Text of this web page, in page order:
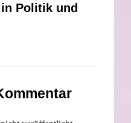
Politik und